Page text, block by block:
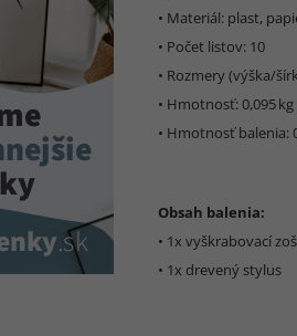
• Materiál: plast,
• Počet listov: 10
• Rozmery (výška/
• Hmotnosť: 0,095 kg
• Hmotnosť balenia:
Obsah balenia:
• 1x vyškrabovací
• 1x drevený stylus